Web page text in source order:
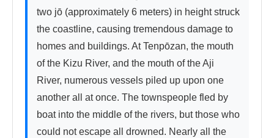
two jō (approximately 6 meters) in height struck
the coastline, causing tremendous damage to
homes and buildings. At Tenpōzan, the mouth
of the Kizu River, and the mouth of the Aji
River, numerous vessels piled up upon one
another all at once. The townspeople fled by
boat into the middle of the rivers, but those who
could not escape all drowned. Nearly all the